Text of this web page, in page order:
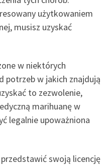
użytkowaniem
musisz uzyskać
w niektórych
potrzeb w jakich znajdują
to zezwolenie,
marihuanę w
legalnie upoważniona
swoją licencję